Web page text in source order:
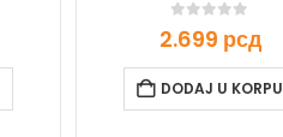
out of 5
2.699 рсд
DODAJ U KORPU